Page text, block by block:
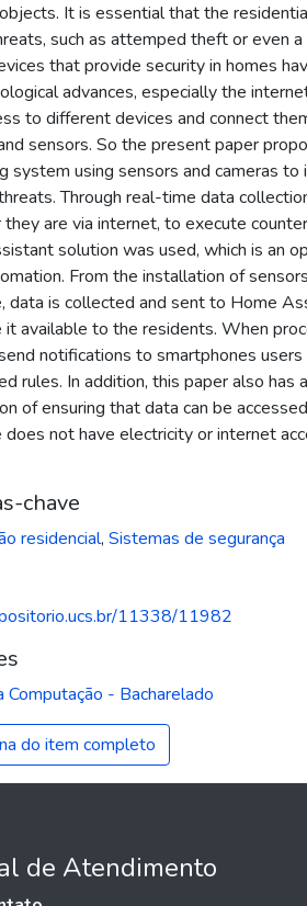
It is essential that the
such as attemped theft or even
that provide security in homes
advances, especially the
to different devices and connect
sensors. So the present paper
system using sensors and cameras
Through real-time data
are via internet, to execute
solution was used, which is an
From the installation of
data is collected and sent to Home
it available to the residents. When
notifications to smartphones
rules. In addition, this paper also has
of ensuring that data can be
does not have electricity or internet
chave
residencial, Sistemas de segurança
11338/11982
Computação - Bacharelado
do item completo
de Atendimento